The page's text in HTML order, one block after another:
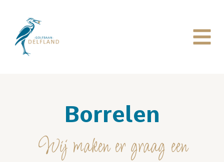
Borrelen
Wij maken er graag een